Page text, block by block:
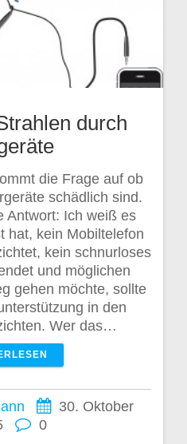
durch
die Frage auf ob
schädlich sind.
Antwort: Ich weiß es
hat, kein Mobiltelefon
kein schnurloses
und möglichen
gehen möchte, sollte
in den
Wer das…
30. Oktober
0